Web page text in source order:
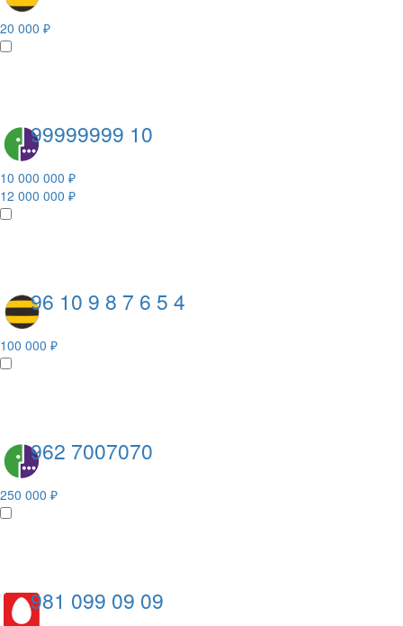
20 000 ₽
99999999 10
10 000 000 ₽
12 000 000 ₽
96 10 9 8 7 6 5 4
100 000 ₽
962 7007070
250 000 ₽
981 099 09 09